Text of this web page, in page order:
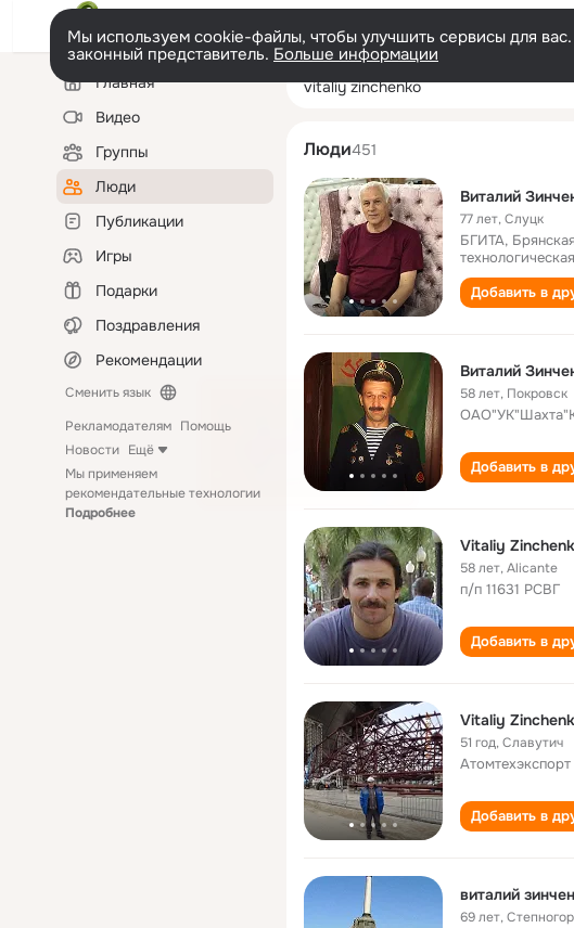
Мы используем cookie-файлы, чтобы улучшить сервисы для
законный представитель. Больше информации
Левая
колонкаГлавная
Видео
Группы
Люди
Публикации
Игры
Подарки
Поздравления
Рекомендации
Сменить язык
Рекламодателям Помощь
Новости Ещё
Мы применяем
рекомендательные технологии
Подробнее
vitaliy zinchenko
Люди451
Виталий
77 лет,Слуцк
БГИТА,
Добавить в
Виталий
58 лет, Покровск
Добавить в
Vitaliy
58 лет,Alicante
п/п 11631 РСВГ
Добавить в
Vitaliy
51 год,Славутич
Атомтехэкспорт
Добавить в
виталий
69 лет,